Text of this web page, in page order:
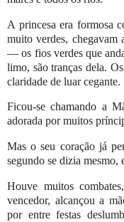
A princesa era formosa
muito verdes, chegavam
— os fios verdes que
limo, são tranças dela.
claridade de luar cegante.
Ficou-se chamando a
adorada por muitos
Mas o seu coração já
segundo se dizia mesmo,
Houve muitos
vencedor, alcançou a
por entre festas